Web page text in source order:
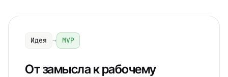
Идея → MVP
От замысла к рабочему